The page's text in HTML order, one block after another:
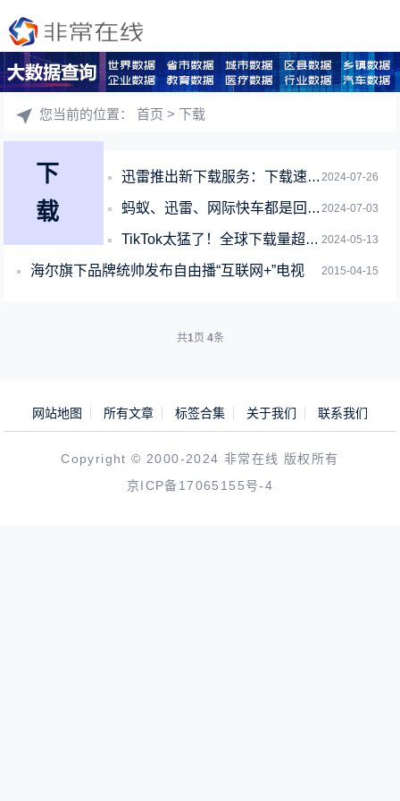
您当前的位置：首页 > 下载
下
载
2024-07-26
迅雷推出新下载服务：下载速度暴增300% 成功率可达99%
2024-07-03
蚂蚁、迅雷、网际快车都是回忆！00后已不用电脑：下载正成小众行为
2024-05-13
TikTok太猛了！全球下载量超49.2亿次 月活用户超15.82亿
2015-04-15
海尔旗下品牌统帅发布自由播“互联网+”电视
共1页 4条
网站地图 所有文章 标签合集 关于我们 联系我们
Copyright © 2000-2024 非常在线 版权所有
京ICP备17065155号-4